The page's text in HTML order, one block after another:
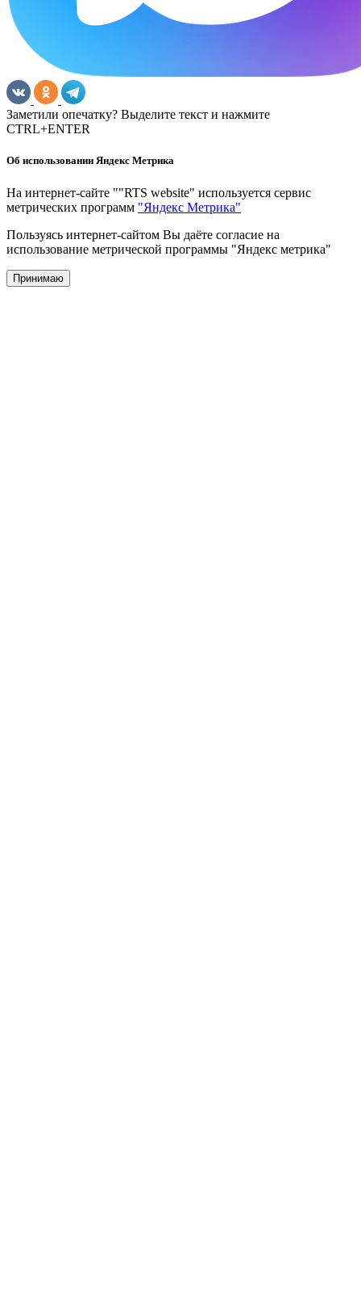
Заметили опечатку? Выделите текст и нажмите
CTRL+ENTER
Об использовании Яндекс Метрика
На интернет-сайте ""RTS website" используется сервис
метрических программ "Яндекс Метрика"
Пользуясь интернет-сайтом Вы даёте согласие на
использование метрической программы "Яндекс метрика"
Принимаю